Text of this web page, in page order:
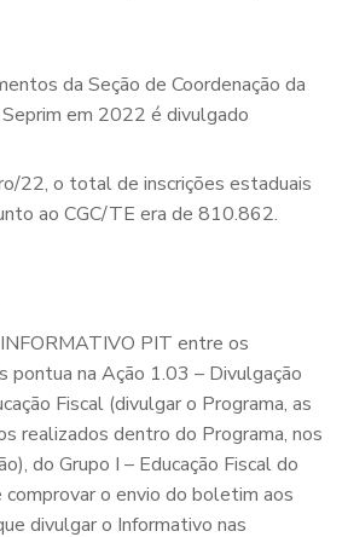
da Seção de Coordenação da
Seprim em 2022 é divulgado
22, o total de inscrições estaduais
ao CGC/TE era de 810.862.
PIT entre os
pontua na Ação 1.03 – Divulgação
Fiscal (divulgar o Programa, as
realizados dentro do Programa, nos
do Grupo I – Educação Fiscal do
comprovar o envio do boletim aos
divulgar o Informativo nas